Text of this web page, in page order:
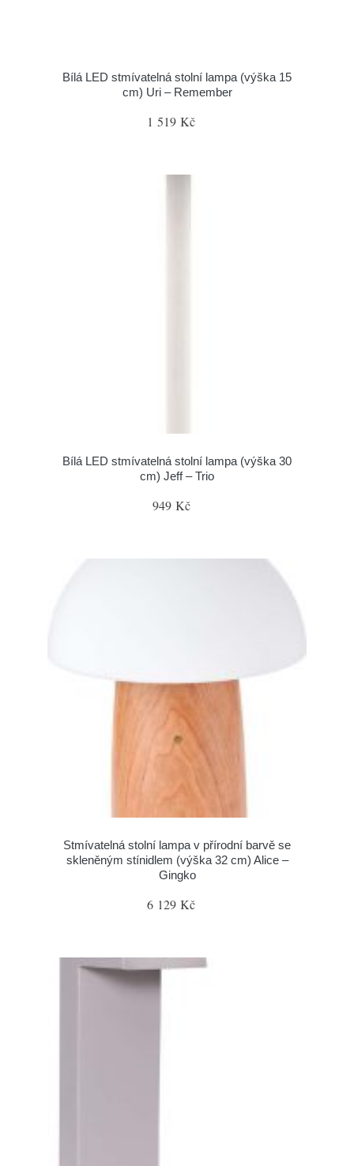
Bílá LED stmívatelná stolní lampa (výška 15
cm) Uri – Remember
1 519 Kč
Bílá LED stmívatelná stolní lampa (výška 30
cm) Jeff – Trio
949 Kč
Stmívatelná stolní lampa v přírodní barvě se
skleněným stínidlem (výška 32 cm) Alice –
Gingko
6 129 Kč